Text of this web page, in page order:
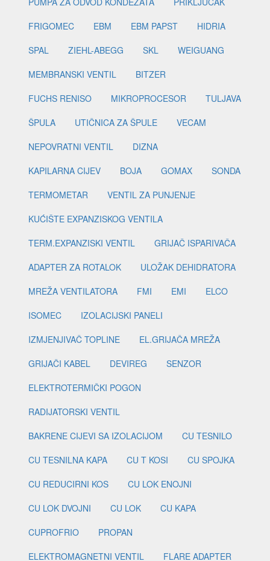
FRIGOMEC
EBM EBM PAPST
HIDRIA
SPAL
ZIEHL-ABEGG SKL
WEIGUANG
MEMBRANSKI VENTIL
BITZER
FUCHS RENISO
MIKROPROCESOR
TULJAVA
ŠPULA
UTIČNICA ZA ŠPULE
VECAM
NEPOVRATNI VENTIL
DIZNA
KAPILARNA CIJEV
BOJA GOMAX
SONDA
TERMOMETAR
VENTIL ZA PUNJENJE
KUĆIŠTE EXPANZISKOG VENTILA
TERM.EXPANZISKI VENTIL
GRIJAČ ISPARIVAČA
ADAPTER ZA ROTALOK
ULOŽAK DEHIDRATORA
MREŽA VENTILATORA
FMI EMI
ELCO
ISOMEC
IZOLACIJSKI PANELI
IZMJENJIVAČ TOPLINE
EL.GRIJAČA MREŽA
GRIJAČI KABEL
DEVIREG
SENZOR
ELEKTROTERMIČKI POGON
RADIJATORSKI VENTIL
BAKRENE CIJEVI SA IZOLACIJOM
CU TESNILO
CU TESNILNA KAPA
CU T KOSI
CU SPOJKA
CU REDUCIRNI KOS
CU LOK ENOJNI
CU LOK DVOJNI
CU LOK
CU KAPA
CUPROFRIO
PROPAN
ELEKTROMAGNETNI VENTIL
FLARE ADAPTER